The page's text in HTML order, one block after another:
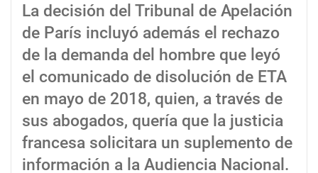
La decisión del Tribunal de Apelación
de París incluyó además el rechazo
de la demanda del hombre que leyó
el comunicado de disolución de ETA
en mayo de 2018, quien, a través de
sus abogados, quería que la justicia
francesa solicitara un suplemento de
información a la Audiencia Nacional.